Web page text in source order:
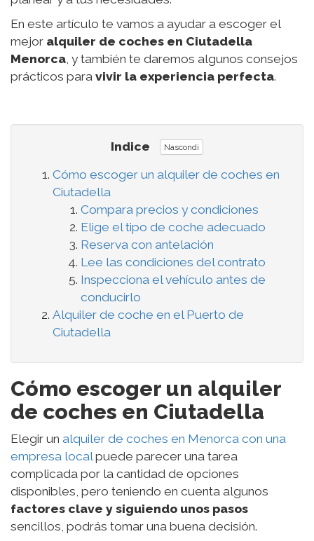
En este artículo te vamos a ayudar a escoger el
mejor alquiler de coches en Ciutadella
Menorca , y también te daremos algunos consejos
prácticos para vivir la experiencia perfecta.
Indice Nascondi
Cómo escoger un alquiler de coches en
Ciutadella
Compara precios y condiciones
Elige el tipo de coche adecuado
Reserva con antelación
Lee las condiciones del contrato
Inspecciona el vehículo antes de
conducirlo
Alquiler de coche en el Puerto de
Ciutadella
Cómo escoger un alquiler
de coches en Ciutadella
Elegir un alquiler de coches en Menorca con una
empresa local puede parecer una tarea
complicada por la cantidad de opciones
disponibles, pero teniendo en cuenta algunos
factores clave y siguiendo unos pasos
sencillos, podrás tomar una buena decisión.